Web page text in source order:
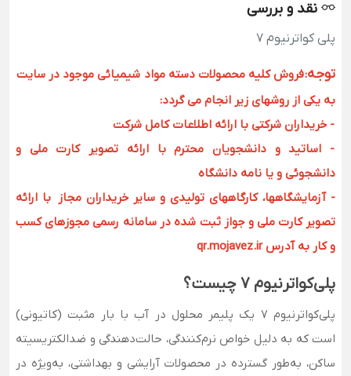
نقد و بررسی
پلی کواترنیوم 7
توجه:فروش کلیه محصولات دسته مواد شیمیائی موجود در سایت
به یکی از روشهای زیر انجام می گردد:
- خریداران شرکتی با ارائه اطلاعات کامل شرکت
- اساتید و دانشجویان محترم با ارائه تصویر کارت ملی و
دانشجوئی و یا نامه دانشگاه
- آزمایشگاهها، کارگاههای تولیدی و سایر خریداران مجاز با ارائه
تصویر کارت ملی و جواز ثبت شده در سامانه رسمی مجوزهای کسب
و کار به آدرس qr.mojavez.ir
پلی‌کواترنیوم ۷ چیست؟
پلی‌کواترنیوم ۷ یک پلیمر محلول در آب با بار مثبت (کاتیونی)
است که به دلیل خواص نرم‌کنندگی، حالت‌دهندگی و ضدالکتریسیته
ساکن، به‌طور گسترده در محصولات آرایشی و بهداشتی، به‌ویژه در